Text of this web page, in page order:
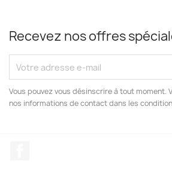
Recevez nos offres
Vous pouvez vous désinscrire à tout moment.
nos informations de contact dans les